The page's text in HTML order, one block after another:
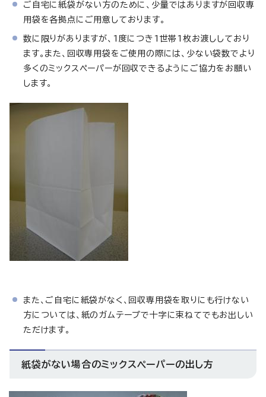
ご自宅に紙袋がない方のために、少量ではありますが回収専
用袋を各拠点にご用意しております。
数に限りがありますが、1度につき1世帯1枚お渡ししており
ます。また、回収専用袋をご使用の際には、少ない袋数でより
多くのミックスペーパーが回収できるようにご協力をお願い
します。
また、ご自宅に紙袋がなく、回収専用袋を取りにも行けない
方については、紙のガムテープで十字に束ねてでもお出しい
ただけます。
紙袋がない場合のミックスペーパーの出し方